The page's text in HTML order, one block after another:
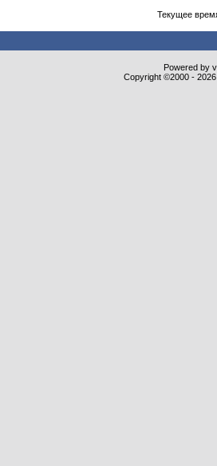
Текущее
Powered by
Copyright ©2000 -